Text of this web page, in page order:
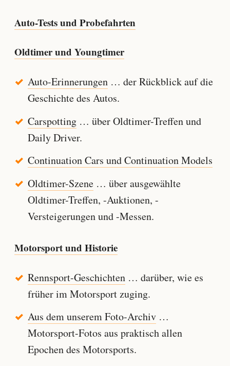
Auto-Tests und Probefahrten
Oldtimer und Youngtimer
Auto-Erinnerungen… der Rückblick auf die
Geschichte des Autos.
Carspotting… über Oldtimer-Treffen und
Daily Driver.
Continuation Cars und Continuation Models
Oldtimer-Szene… über ausgewählte
Oldtimer-Treffen, -Auktionen, -
Versteigerungen und -Messen.
Motorsport und Historie
Rennsport-Geschichten… darüber, wie es
früher im Motorsport zuging.
Aus dem unserem Foto-Archiv…
Motorsport-Fotos aus praktisch allen
Epochen des Motorsports.